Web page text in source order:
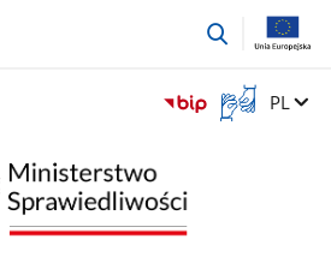
przejdź
Otwórz
okno
Zmień
PL